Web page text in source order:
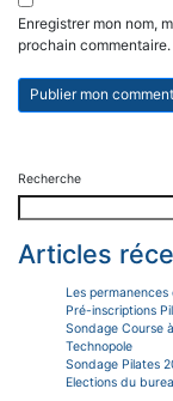
Enregistrer mon nom,
prochain commentaire.
Recherche
Articles
Les permanences
Pré-inscriptions
Sondage Course
Technopole
Sondage Pilates
Elections du